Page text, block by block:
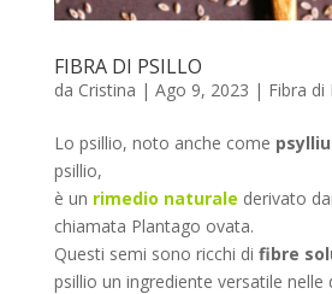
FIBRA DI PSILLO
da Cristina | Ago 9, 2023 | Fibra
Lo psillio, noto anche come
psillio,
è un rimedio naturale derivato
chiamata Plantago ovata.
Questi semi sono ricchi di fibre
psillio un ingrediente versatile nelle